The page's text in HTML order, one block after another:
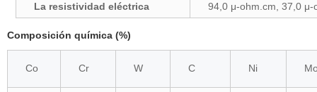
La resistividad eléctrica
94,0 μ-ohm.cm, 37,0 μ-
Composición química (%)
Co Cr W C Ni